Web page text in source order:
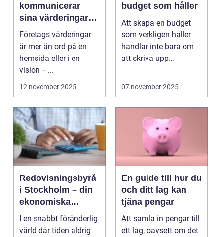
kommunicerar
sina värderingar
genom interna
regler
Företags värderingar
är mer än ord på en
hemsida eller i en
vision –...
12 november 2025
budget som håller
Att skapa en budget
som verkligen håller
handlar inte bara om
att skriva upp
07 november 2025
Redovisningsbyrå
i Stockholm – din
ekonomiska
partner
I en snabbt föränderlig
värld där tiden aldrig
En guide till hur du
och ditt lag kan
tjäna pengar
Att samla in pengar till
ett lag, oavsett om det